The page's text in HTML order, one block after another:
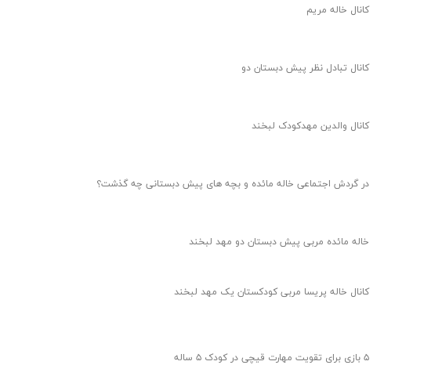
کانال خاله مریم
کانال تبادل نظر پیش دبستان دو
کانال والدین مهدکودک لبخند
در گردش اجتماعی خاله مائده و بچه های پیش دبستانی چه گذشت؟
خاله مائده مربی پیش دبستان دو مهد لبخند
کانال خاله پریسا مربی کودکستان یک مهد لبخند
۵ بازی برای تقویت مهارت قیچی در کودک ۵ ساله